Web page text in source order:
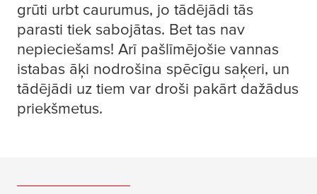
grūti urbt caurumus, jo tādējādi tās
parasti tiek sabojātas. Bet tas nav
nepieciešams! Arī pašlīmējošie vannas
istabas āķi nodrošina spēcīgu saķeri, un
tādējādi uz tiem var droši pakārt dažādus
priekšmetus.